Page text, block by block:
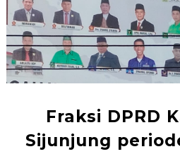
Fraksi DPRD
Sijunjung